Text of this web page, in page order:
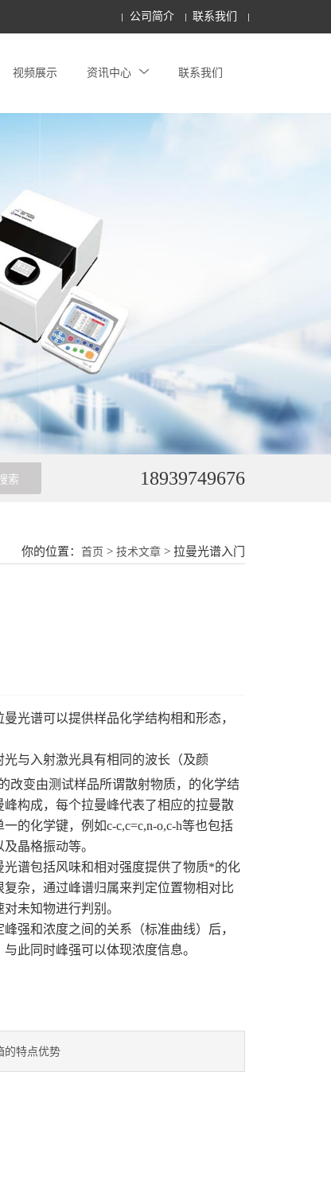
公司简介 联系我们
视频展示 资讯中心 联系我们
18939749676
你的位置：首页 >技术文章 > 拉曼光谱入门
光谱可以提供样品化学结构相和形态，
与入射激光具有相同的波长（及颜
改变由测试样品所谓散射物质，的化学结
构成，每个拉曼峰代表了相应的拉曼散
的化学键，例如c-c,c=c,n-o,c-h等也包括
晶格振动等。
谱包括风味和相对强度提供了物质*的化
杂，通过峰谱归属来判定位置物相对比
未知物进行判别。
强和浓度之间的关系（标准曲线）后，
此同时峰强可以体现浓度信息。
的特点优势